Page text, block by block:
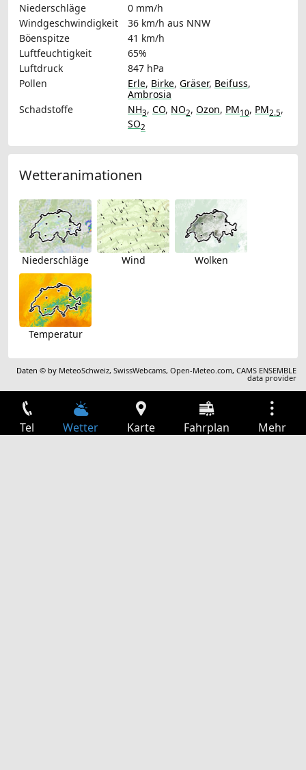
Niederschläge
0 mm/h
Windgeschwindigkeit
36 km/h aus NNW
Böenspitze
41 km/h
Luftfeuchtigkeit
65%
Luftdruck
847 hPa
Pollen
Erle, Birke, Gräser, Beifuss,
Ambrosia
Schadstoffe
NH3, CO, NO2, Ozon, PM10, PM2.5,
SO2
Wetteranimationen
Niederschläge Wind Wolken
Temperatur
Daten © by MeteoSchweiz,SwissWebcams,Open-Meteo.com,CAMS ENSEMBLE
data provider
Tel Wetter Karte Fahrplan Mehr